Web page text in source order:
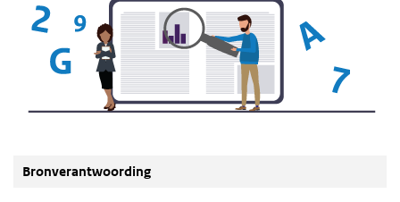
Bronverantwoording